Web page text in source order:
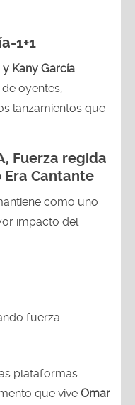
1+1
Kany García
oyentes,
lanzamientos que
Fuerza regida
Era Cantante
como uno
impacto del
fuerza
plataformas
que vive Omar